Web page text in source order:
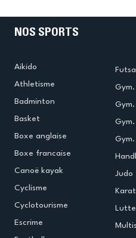
NOS SPORTS
Aikido
Athletisme
Badminton
Basket
Boxe anglaise
Boxe francaise
Canoë kayak
Cyclisme
Cyclotourisme
Escrime
Judo
Lutte